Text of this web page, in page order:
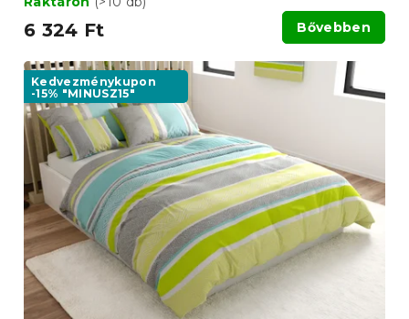
6 324 Ft Bővebben
Kedvezménykupon
-15% "MINUSZ15"